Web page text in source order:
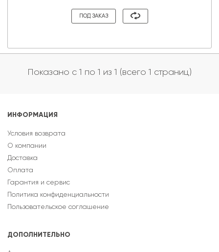
ПОД ЗАКАЗ
Показано с 1 по 1 из 1 (всего 1 страниц)
ИНФОРМАЦИЯ
Условия возврата
О компании
Доставка
Оплата
Гарантия и сервис
Политика конфиденциальности
Пользовательское соглашение
ДОПОЛНИТЕЛЬНО